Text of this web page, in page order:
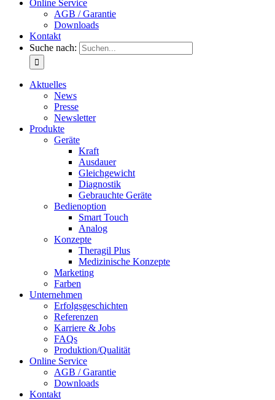
Online Service
AGB / Garantie
Downloads
Kontakt
Suche nach:
Aktuelles
News
Presse
Newsletter
Produkte
Geräte
Kraft
Ausdauer
Gleichgewicht
Diagnostik
Gebrauchte Geräte
Bedienoption
Smart Touch
Analog
Konzepte
Theragil Plus
Medizinische Konzepte
Marketing
Farben
Unternehmen
Erfolgsgeschichten
Referenzen
Karriere & Jobs
FAQs
Produktion/Qualität
Online Service
AGB / Garantie
Downloads
Kontakt